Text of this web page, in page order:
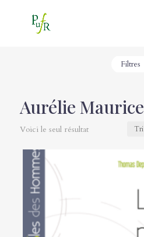
Filtres
Aurélie Maurice
Voici le seul résultat